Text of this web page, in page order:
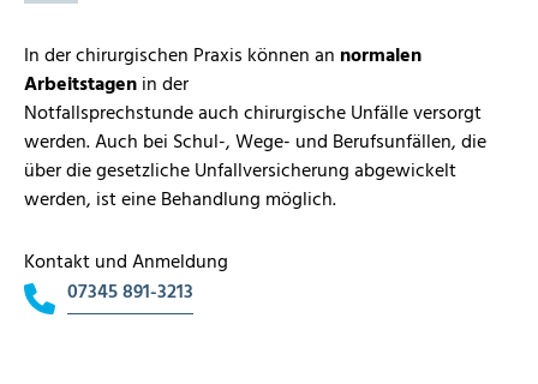
In der chirurgischen Praxis können an normalen
Arbeitstagenin der
Notfallsprechstunde auch chirurgische Unfälle versorgt
werden. Auch bei Schul-, Wege- und Berufsunfällen, die
über die gesetzliche Unfallversicherung abgewickelt
werden, ist eine Behandlung möglich.
Kontakt und Anmeldung
07345 891-3213